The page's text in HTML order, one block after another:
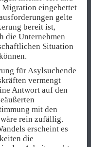
Migration eingebettet
gelte
bereit ist,
die Unternehmen
Situation
für Asylsuchende
vermengt
Antwort auf den
mit den
rein zufällig.
erscheint es
die